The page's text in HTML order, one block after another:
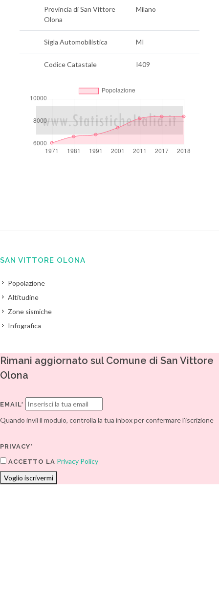
Provincia di San Vittore
Olona
Milano
Sigla Automobilistica MI
Codice Catastale I409
SAN VITTORE OLONA
Popolazione
Altitudine
Zone sismiche
Infografica
Rimani aggiornato sul Comune di San Vittore
Olona
EMAIL*
Quando invii il modulo, controlla la tua inbox per confermare l'iscrizione
PRIVACY*
ACCETTO LA Privacy Policy
Voglio iscrivermi